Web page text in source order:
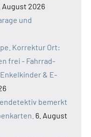
August 2026
und
Korrektur Ort:
frei - Fahrrad-
& E-
bemerkt
6. August